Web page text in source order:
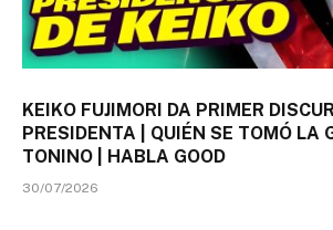
KEIKO FUJIMORI DA PRIMER
PRESIDENTA | QUIÉN SE TOMÓ LA
TONINO | HABLA GOOD
30/07/2026